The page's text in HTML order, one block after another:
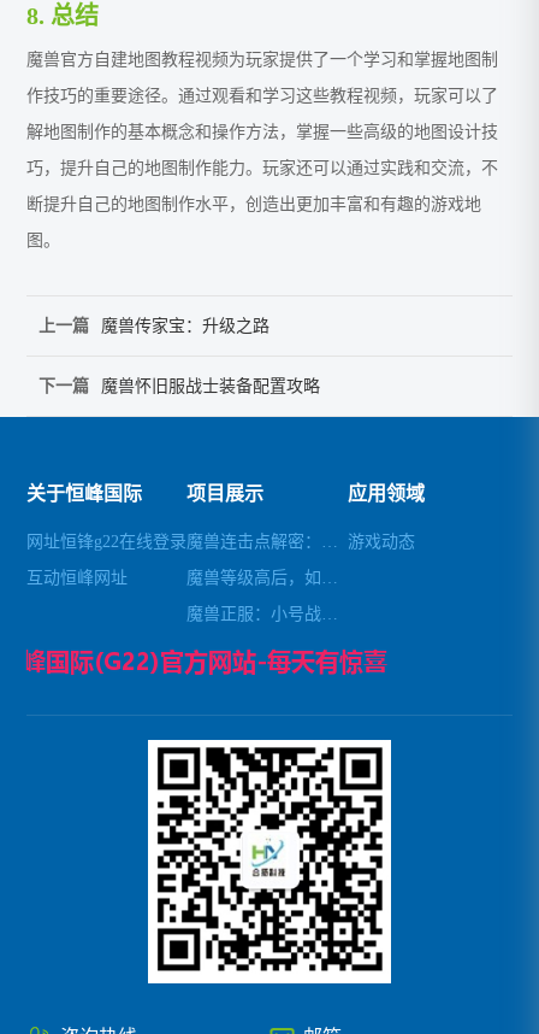
8. 总结
魔兽官方自建地图教程视频为玩家提供了一个学习和掌握地图制
作技巧的重要途径。通过观看和学习这些教程视频，玩家可以了
解地图制作的基本概念和操作方法，掌握一些高级的地图设计技
巧，提升自己的地图制作能力。玩家还可以通过实践和交流，不
断提升自己的地图制作水平，创造出更加丰富和有趣的游戏地
图。
上一篇 魔兽传家宝：升级之路
下一篇 魔兽怀旧服战士装备配置攻略
关于恒峰国际
网址恒锋g22在线登录
互动恒峰网址
项目展示 应用领域
游戏动态